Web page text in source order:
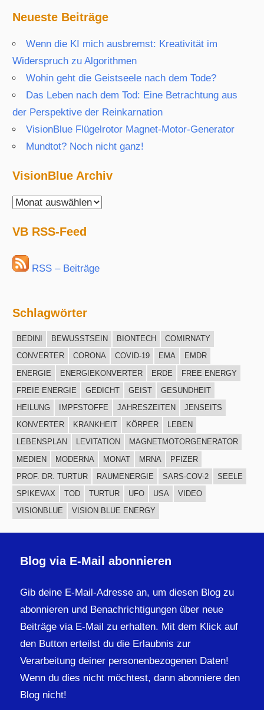
Neueste Beiträge
Wenn die KI mich ausbremst: Kreativität im
Widerspruch zu Algorithmen
Wohin geht die Geistseele nach dem Tode?
Das Leben nach dem Tod: Eine Betrachtung aus
der Perspektive der Reinkarnation
VisionBlue Flügelrotor Magnet-Motor-Generator
Mundtot? Noch nicht ganz!
VisionBlue Archiv
VisionBlue
VB RSS-Feed
RSS – Beiträge
Schlagwörter
BEDINI BEWUSSTSEIN BIONTECH
COMIRNATY
CONVERTER
CORONA COVID-19 EMA
EMDR
ENERGIE
ENERGIEKONVERTER ERDE
FREE ENERGY
FREIE ENERGIE
GEDICHT GEIST
GESUNDHEIT
HEILUNG
IMPFSTOFFE JAHRESZEITEN
JENSEITS
KONVERTER
KRANKHEIT KÖRPER
LEBEN
LEBENSPLAN
LEVITATION
MAGNETMOTORGENERATOR
MEDIEN
MODERNA MONAT MRNA
PFIZER
PROF. DR. TURTUR
RAUMENERGIE SARS-COV-2
SEELE
SPIKEVAX
TOD TURTUR UFO USA
VIDEO
VISIONBLUE
VISION BLUE ENERGY
Blog via E-Mail abonnieren
Gib deine E-Mail-Adresse an, um diesen Blog zu
abonnieren und Benachrichtigungen über neue
Beiträge via E-Mail zu erhalten. Mit dem Klick auf
den Button erteilst du die Erlaubnis zur
Verarbeitung deiner personenbezogenen Daten!
Wenn du dies nicht möchtest, dann abonniere den
Blog nicht!